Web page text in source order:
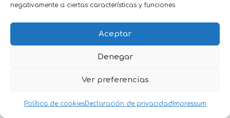
negativamente a ciertas características y funciones.
Aceptar
Denegar
Ver preferencias
Política de cookiesDeclaración de privacidadImpressum
en Netbulb Pionero en la transición del SEO tradicional
hacia la Optimización para Motores Generativos (GEO).
fusiono la ciencia de datos, la teoría de grafos y la
Artificiales (LLMs) interpretan y citan la información. Alejado
metodologías Data-Driven y análisis de Common Crawl,